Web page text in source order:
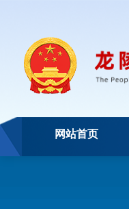
网站首页